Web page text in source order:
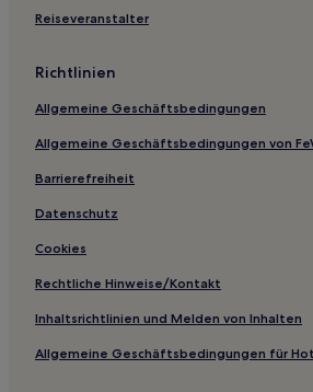
Calp Hotels
Beniarjó Hotels
Benialí Hotels
Almudaina Hotels
Rafelguaraf Hotels
Benissa Hotels
Llutxent Hotels
Benissuera Hotels
Teulada Hotels
Tollos Hotels
Reiseveranstalter
Richtlinien
Allgemeine Geschäftsbedingungen
Allgemeine Geschäftsbedingungen von
Barrierefreiheit
Datenschutz
Cookies
Rechtliche Hinweise/Kontakt
Inhaltsrichtlinien und Melden von Inhalten
Allgemeine Geschäftsbedingungen für